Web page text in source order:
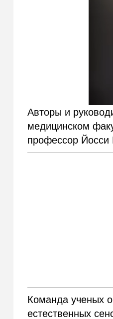
Авторы и
медицинском
профессор
Команда ученых
естественных